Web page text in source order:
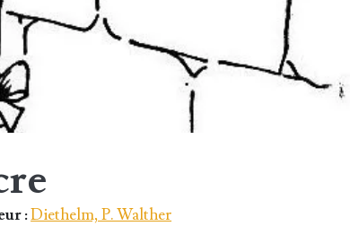
:Diethelm, P. Walther